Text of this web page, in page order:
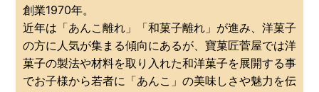
創業1970年。
近年は「あんこ離れ」「和菓子離れ」が進み、洋菓子
の方に人気が集まる傾向にあるが、寶菓匠菅屋では洋
菓子の製法や材料を取り入れた和洋菓子を展開する事
でお子様から若者に「あんこ」の美味しさや魅力を伝